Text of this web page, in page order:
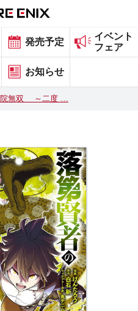
メニュー
採用情報
発売予定
イベント
フェア
お知らせ
院無双 ～二度 …